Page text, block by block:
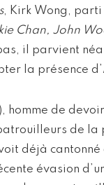
, Kirk Wong,
Chan, John
il parvient
la présence
), homme de
de
déjà
évasion